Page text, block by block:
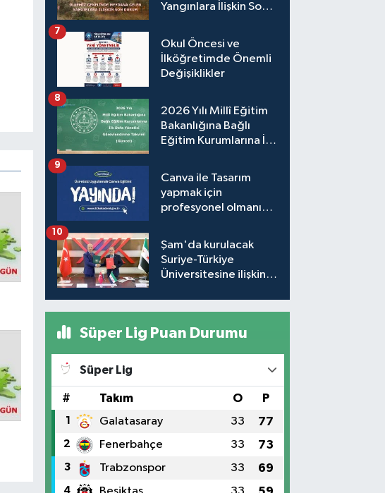
Yangınlara İlişkin Son
Okul Öncesi ve
İlköğretimde Önemli
Değişiklikler
7
2026 Yılı Millî Eğitim
Bakanlığına Bağlı
Eğitim Kurumlarına İlk
Takvimi (Güncel)
8
Canva ile Tasarım
yapmak için
profesyonel olmanıza
9
Şam'da kurulacak
Suriye-Türkiye
Üniversitesine ilişkin
10
Süper Lig Puan Durumu
Süper Lig
# Takım O P
1 Galatasaray 33 77
2 Fenerbahçe 33 73
3 Trabzonspor 33 69
4